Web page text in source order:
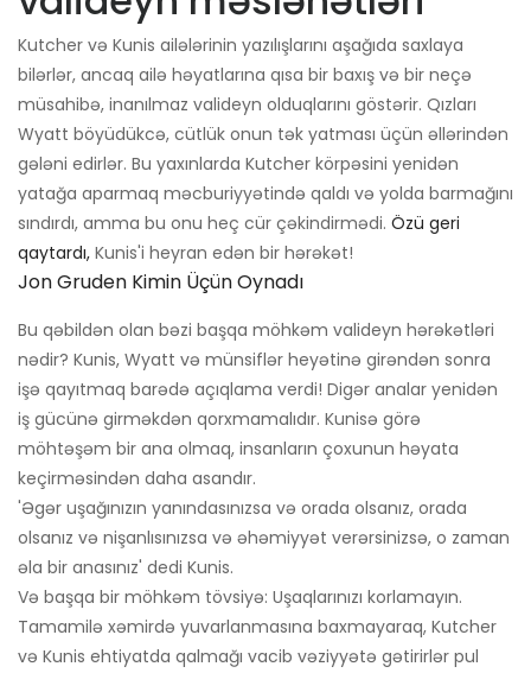
Kutcher və Kunis ailələrinin yazılışlarını aşağıda saxlaya
bilərlər, ancaq ailə həyatlarına qısa bir baxış və bir neçə
müsahibə, inanılmaz valideyn olduqlarını göstərir. Qızları
Wyatt böyüdükcə, cütlük onun tək yatması üçün əllərindən
gələni edirlər. Bu yaxınlarda Kutcher körpəsini yenidən
yatağa aparmaq məcburiyyətində qaldı və yolda barmağını
sındırdı, amma bu onu heç cür çəkindirmədi. Özü geri
qaytardı, Kunis'i heyran edən bir hərəkət!
Jon Gruden Kimin Üçün Oynadı
Bu qəbildən olan bəzi başqa möhkəm valideyn hərəkətləri
nədir? Kunis, Wyatt və münsiflər heyətinə girəndən sonra
işə qayıtmaq barədə açıqlama verdi! Digər analar yenidən
iş gücünə girməkdən qorxmamalıdır. Kunisə görə
möhtəşəm bir ana olmaq, insanların çoxunun həyata
keçirməsindən daha asandır.
'Əgər uşağınızın yanındasınızsa və orada olsanız, orada
olsanız və nişanlısınızsa və əhəmiyyət verərsinizsə, o zaman
əla bir anasınız' dedi Kunis.
Və başqa bir möhkəm tövsiyə: Uşaqlarınızı korlamayın.
Tamamilə xəmirdə yuvarlanmasına baxmayaraq, Kutcher
və Kunis ehtiyatda qalmağı vacib vəziyyətə gətirirlər pul